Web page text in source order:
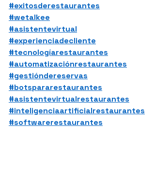
#exitosderestaurantes
#wetalkee
#asistentevirtual
#experienciadecliente
#tecnologíarestaurantes
#automatizaciónrestaurantes
#gestióndereservas
#botspararestaurantes
#asistentevirtualrestaurantes
#inteligenciaartificialrestaurantes
#softwarerestaurantes